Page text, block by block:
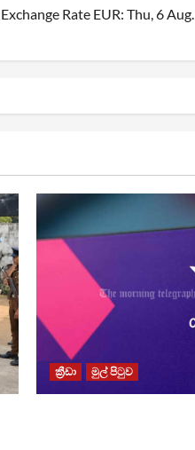
Exchange Rate EUR: Thu, 6 Aug.
ක්‍රීඩා මුල් පිටුව